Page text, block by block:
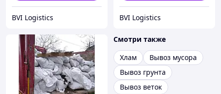
BVI Logistics BVI Logistics
Смотри также
Хлам
Вывоз мусора
Вывоз грунта
Вывоз веток